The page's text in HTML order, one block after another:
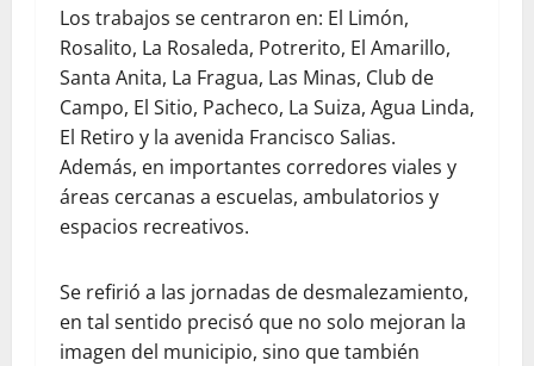
Los trabajos se centraron en: El Limón,
Rosalito, La Rosaleda, Potrerito, El Amarillo,
Santa Anita, La Fragua, Las Minas, Club de
Campo, El Sitio, Pacheco, La Suiza, Agua Linda,
El Retiro y la avenida Francisco Salias.
Además, en importantes corredores viales y
áreas cercanas a escuelas, ambulatorios y
espacios recreativos.
Se refirió a las jornadas de desmalezamiento,
en tal sentido precisó que no solo mejoran la
imagen del municipio, sino que también